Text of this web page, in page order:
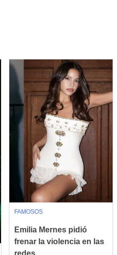
FAMOSOS
Emilia Mernes pidió
frenar la violencia en las
redes